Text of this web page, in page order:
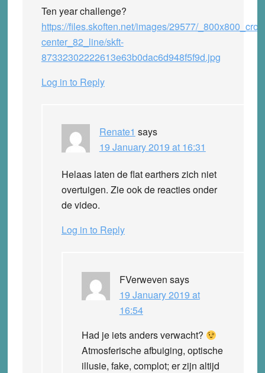
Ten year challenge?
https://files.skoften.net/images/29577/
center_82_line/skft-
87332302222613e63b0dac6d948f5f9d.jpg
Log in to Reply
Renate1 says
19 January 2019 at 16:31
Helaas laten de flat earthers zich niet
overtuigen. Zie ook de reacties onder
de video.
Log in to Reply
FVerweven says
19 January 2019 at
16:54
Had je iets anders verwacht?
Atmosferische afbuiging, optische
illusie, fake, complot; er zijn altijd